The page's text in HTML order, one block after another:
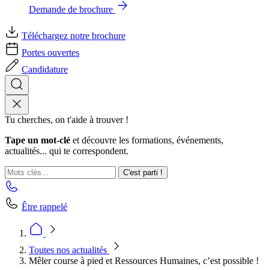
Demande de brochure
Téléchargez notre brochure
Portes ouvertes
Candidature
Tu cherches, on t'aide à trouver !
Tape un mot-clé et découvre les formations, événements,
actualités... qui te correspondent.
C'est parti !
Être rappelé
Toutes nos actualités
Mêler course à pied et Ressources Humaines, c’est possible !